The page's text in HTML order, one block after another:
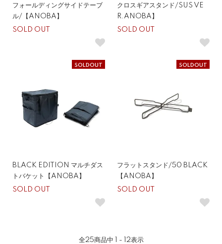
フォールディングサイドテーブ
ル/【ANOBA】
SOLD OUT
クロスギアスタンド/SUS VE
R.ANOBA】
SOLD OUT
SOLDOUT
BLACK EDITION マルチダス
トバケット【ANOBA】
SOLD OUT
SOLDOUT
フラットスタンド/50 BLACK
【ANOBA】
SOLD OUT
全25商品中 1 - 12表示